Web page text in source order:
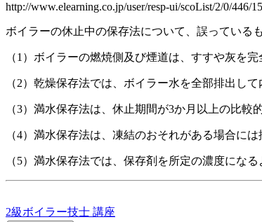
http://www.elearning.co.jp/user/resp-ui/scoList/2/0/446/
ボイラーの休止中の保存法について、誤っている
（1）ボイラーの燃焼側及び煙道は、すすや灰を
（2）乾燥保存法では、ボイラー水を全部排出し
（3）満水保存法は、休止期間が3か月以上の比較
（4）満水保存法は、凍結のおそれがある場合には
（5）満水保存法では、保存剤を所定の濃度にな
2級ボイラー技士 講座